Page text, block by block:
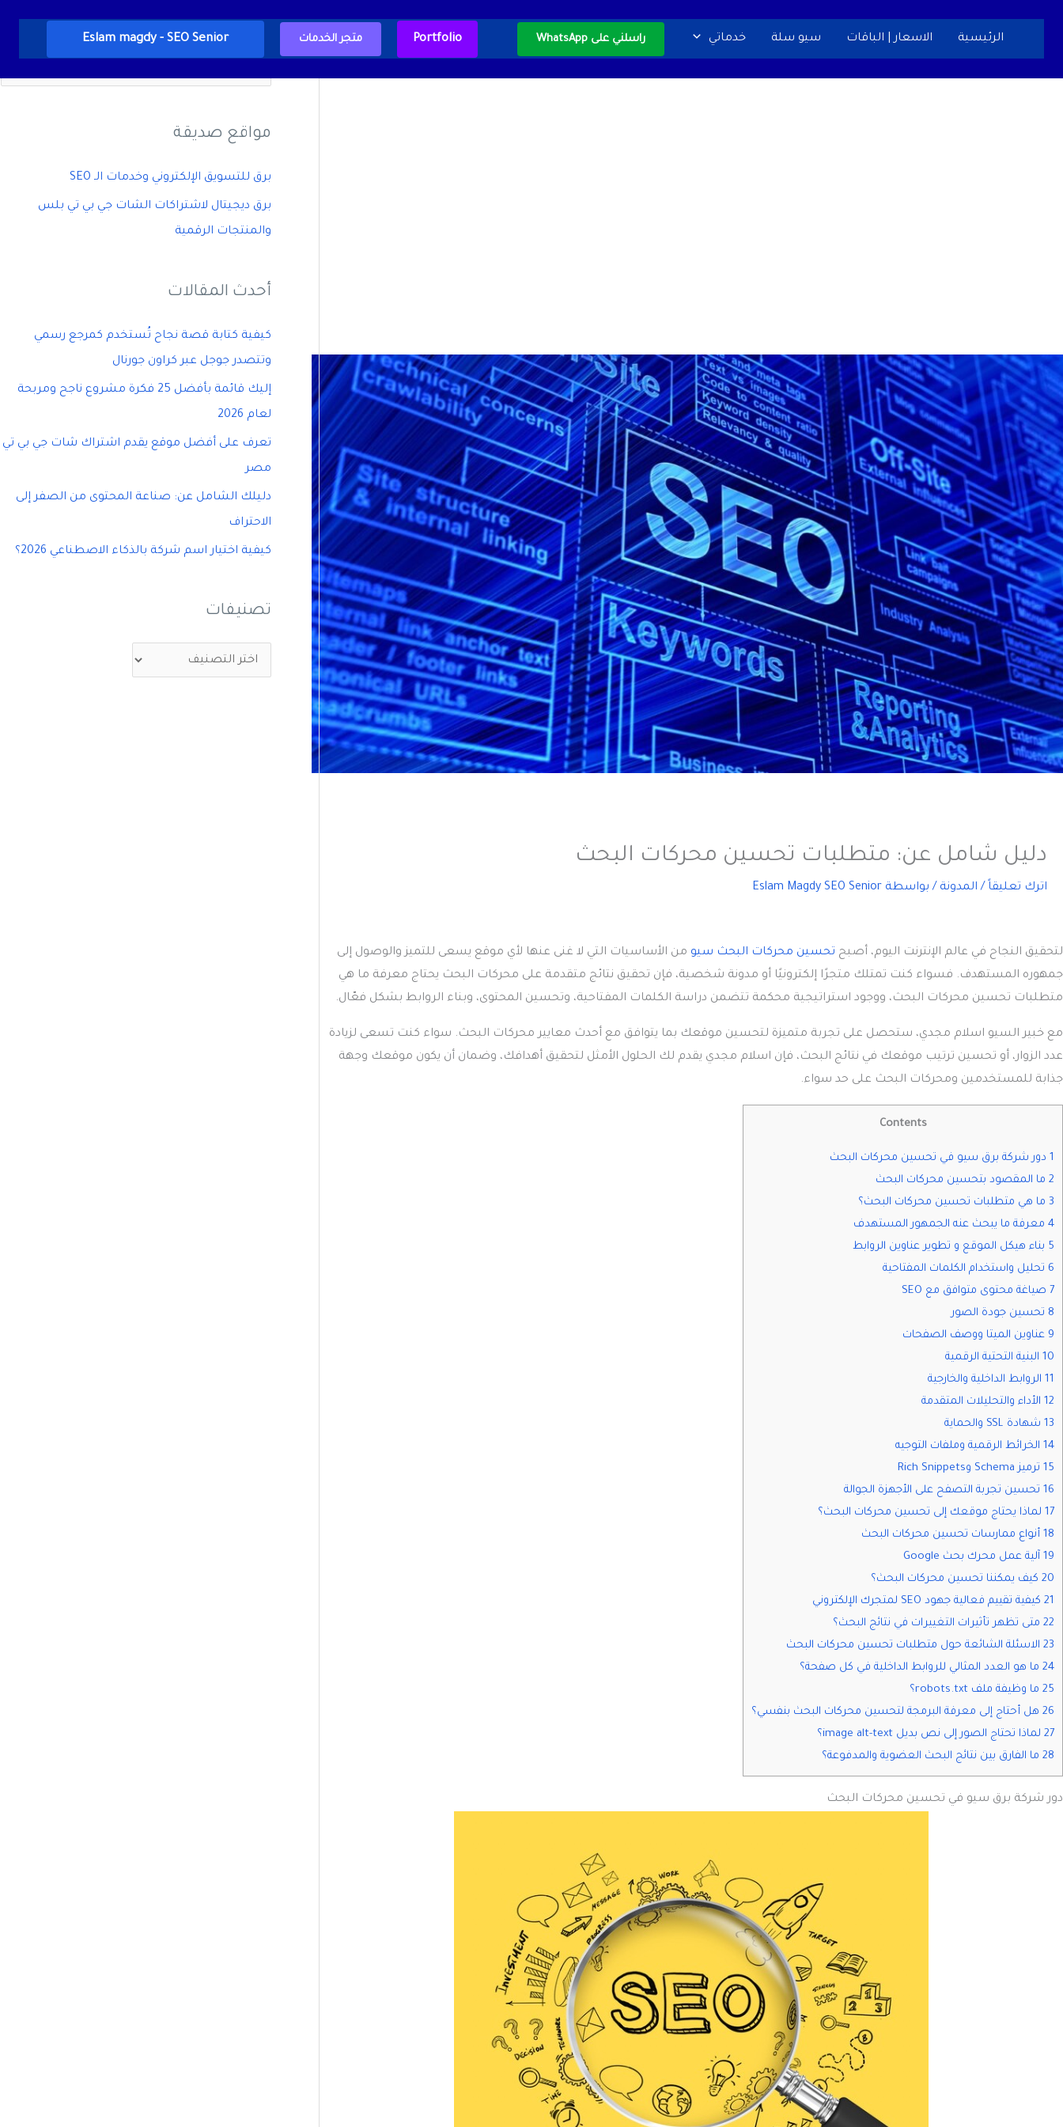
المحتوى
الرئيسية الاسعار | الباقات سيو سلة خدماتي راسلني على WhatsApp Portfolio متجر الخدمات Eslam magdy - SEO Senior
دليل شامل عن: متطلبات تحسين محركات البحث
اترك تعليقاً / المدونة / بواسطة Eslam Magdy SEO Senior
لتحقيق النجاح في عالم الإنترنت اليوم، أصبح تحسين محركات البحث سيو من الأساسيات التي لا غنى عنها لأي موقع يسعى للتميز والوصول إلى
جمهوره المستهدف. فسواء كنت تمتلك متجرًا إلكترونيًا أو مدونة شخصية، فإن تحقيق نتائج متقدمة على محركات البحث يحتاج معرفة ما هي
متطلبات تحسين محركات البحث، ووجود استراتيجية محكمة تتضمن دراسة الكلمات المفتاحية، وتحسين المحتوى، وبناء الروابط بشكل فعّال.
مع خبير السيو اسلام مجدي، ستحصل على تجربة متميزة لتحسين موقعك بما يتوافق مع أحدث معايير محركات البحث. سواء كنت تسعى لزيادة
عدد الزوار، أو تحسين ترتيب موقعك في نتائج البحث، فإن اسلام مجدي يقدم لك الحلول الأمثل لتحقيق أهدافك، وضمان أن يكون موقعك وجهة
جذابة للمستخدمين ومحركات البحث على حد سواء.
Contents
1 دور شركة برق سيو في تحسين محركات البحث
2 ما المقصود بتحسين محركات البحث
3 ما هي متطلبات تحسين محركات البحث؟
4 معرفة ما يبحث عنه الجمهور المستهدف
5 بناء هيكل الموقع و تطوير عناوين الروابط
6 تحليل واستخدام الكلمات المفتاحية
7 صياغة محتوى متوافق مع SEO
8 تحسين جودة الصور
9 عناوين الميتا ووصف الصفحات
10 البنية التحتية الرقمية
11 الروابط الداخلية والخارجية
12 الأداء والتحليلات المتقدمة
13 شهادة SSL والحماية
14 الخرائط الرقمية وملفات التوجيه
15 ترميز Schema وRich Snippets
16 تحسين تجربة التصفح على الأجهزة الجوالة
17 لماذا يحتاج موقعك إلى تحسين محركات البحث؟
18 أنواع ممارسات تحسين محركات البحث
19 آلية عمل محرك بحث Google
20 كيف يمكننا تحسين محركات البحث؟
21 كيفية تقييم فعالية جهود SEO لمتجرك الإلكتروني
22 متى تظهر تأثيرات التغييرات في نتائج البحث؟
23 الاسئلة الشائعة حول متطلبات تحسين محركات البحث
24 ما هو العدد المثالي للروابط الداخلية في كل صفحة؟
25 ما وظيفة ملف robots.txt؟
26 هل أحتاج إلى معرفة البرمجة لتحسين محركات البحث بنفسي؟
27 لماذا تحتاج الصور إلى نص بديل image alt-text؟
28 ما الفارق بين نتائج البحث العضوية والمدفوعة؟
دور شركة برق سيو في تحسين محركات البحث
ا
ل
ح
ن
:
مواقع صديقة
برق للتسويق الإلكتروني وخدمات الـ SEO
برق ديجيتال لاشتراكات الشات جي بي تي بلس
والمنتجات الرقمية
أحدث المقالات
كيفية كتابة قصة نجاح تُستخدم كمرجع رسمي
وتتصدر جوجل عبر كراون جورنال
إليك قائمة بأفضل 25 فكرة مشروع ناجح ومربحة
لعام 2026
تعرف على أفضل موقع يقدم اشتراك شات جي بي تي
مصر
دليلك الشامل عن: صناعة المحتوى من الصفر إلى
الاحتراف
كيفية اختيار اسم شركة بالذكاء الاصطناعي 2026؟
تصنيفات
ص